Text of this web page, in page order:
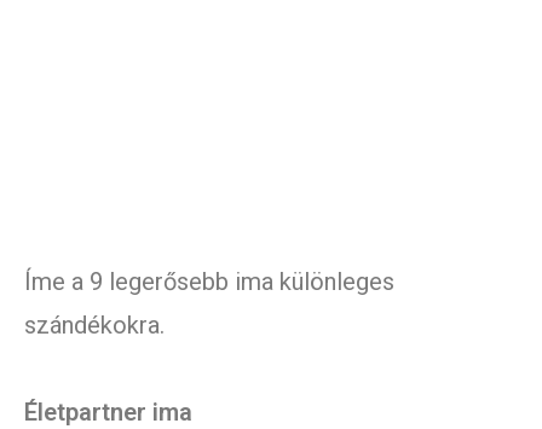
Íme a 9 legerősebb ima különleges
szándékokra.
Életpartner ima